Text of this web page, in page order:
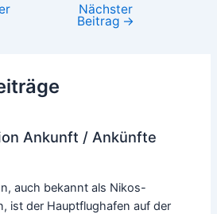
Nächster
Beitrag →
Ankunft / Ankünfte
auch bekannt als Nikos-
ist der Hauptflughafen auf der